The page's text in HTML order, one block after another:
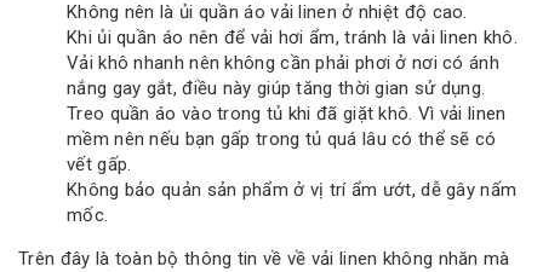
Không nên là ủi quần áo vải linen ở nhiệt độ cao.
Khi ủi quần áo nên để vải hơi ẩm, tránh là vải linen khô.
Vải khô nhanh nên không cần phải phơi ở nơi có ánh
nắng gay gắt, điều này giúp tăng thời gian sử dụng.
Treo quần áo vào trong tủ khi đã giặt khô. Vì vải linen
mềm nên nếu bạn gấp trong tủ quá lâu có thể sẽ có
vết gấp.
Không bảo quản sản phẩm ở vị trí ẩm ướt, dễ gây nấm
mốc.
Trên đây là toàn bộ thông tin về về vải linen không nhăn mà